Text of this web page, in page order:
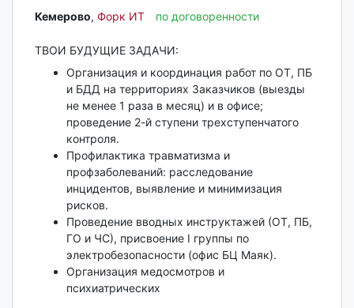
Кемерово‎, Форк ИТ по договоренности
ТВОИ БУДУЩИЕ ЗАДАЧИ:
Организация и координация работ по ОТ, ПБ
и БДД на территориях Заказчиков (выезды
не менее 1 раза в месяц) и в офисе;
проведение 2-й ступени трехступенчатого
контроля.
Профилактика травматизма и
профзаболеваний: расследование
инцидентов, выявление и минимизация
рисков.
Проведение вводных инструктажей (ОТ, ПБ,
ГО и ЧС), присвоение I группы по
электробезопасности (офис БЦ Маяк).
Организация медосмотров и
психиатрических